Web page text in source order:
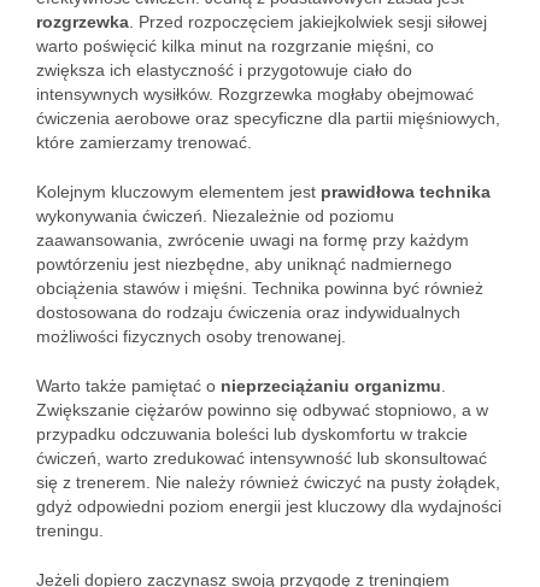
rozgrzewka . Przed rozpoczęciem jakiejkolwiek sesji siłowej
warto poświęcić kilka minut na rozgrzanie mięśni, co
zwiększa ich elastyczność i przygotowuje ciało do
intensywnych wysiłków. Rozgrzewka mogłaby obejmować
ćwiczenia aerobowe oraz specyficzne dla partii mięśniowych,
które zamierzamy trenować.
Kolejnym kluczowym elementem jest prawidłowa technika
wykonywania ćwiczeń. Niezależnie od poziomu
zaawansowania, zwrócenie uwagi na formę przy każdym
powtórzeniu jest niezbędne, aby uniknąć nadmiernego
obciążenia stawów i mięśni. Technika powinna być również
dostosowana do rodzaju ćwiczenia oraz indywidualnych
możliwości fizycznych osoby trenowanej.
Warto także pamiętać o nieprzeciążaniu organizmu
Zwiększanie ciężarów powinno się odbywać stopniowo, a w
przypadku odczuwania boleści lub dyskomfortu w trakcie
ćwiczeń, warto zredukować intensywność lub skonsultować
się z trenerem. Nie należy również ćwiczyć na pusty żołądek,
gdyż odpowiedni poziom energii jest kluczowy dla wydajności
treningu.
Jeżeli dopiero zaczynasz swoją przygodę z treningiem